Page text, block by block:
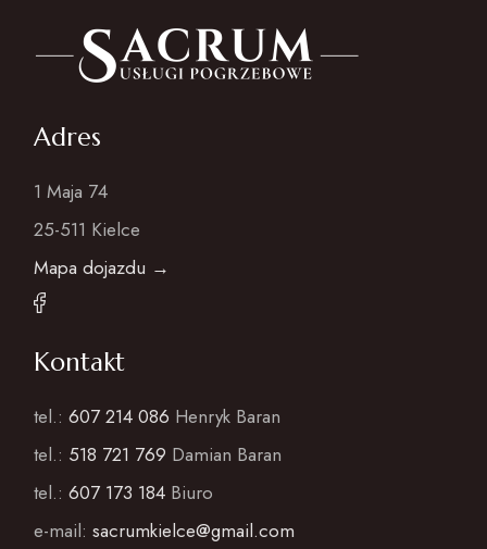
Adres
1 Maja 74
25-511 Kielce
Mapa dojazdu →
Kontakt
tel.:607 214 086 Henryk Baran
tel.: 518 721 769 Damian Baran
tel.:607 173 184 Biuro
e-mail:sacrumkielce@gmail.com